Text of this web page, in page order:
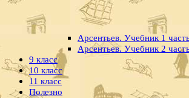
Арсентьев. Учебник 1
Арсентьев. Учебник 2
9 класс
10 класс
11 класс
Полезно